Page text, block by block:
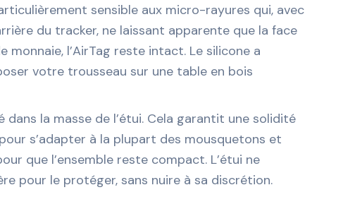
sensible aux micro-rayures qui, avec
du tracker, ne laissant apparente que la face
monnaie, l’AirTag reste intact. Le silicone a
votre trousseau sur une table en bois
la masse de l’étui. Cela garantit une solidité
s’adapter à la plupart des mousquetons et
que l’ensemble reste compact. L’étui ne
pour le protéger, sans nuire à sa discrétion.